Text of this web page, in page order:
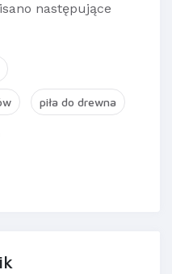
następujące
piła do drewna